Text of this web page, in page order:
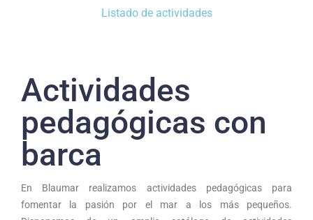
Listado de actividades
Actividades
pedagógicas con
barca
En Blaumar realizamos actividades pedagógicas para
fomentar la pasión por el mar a los más pequeños.